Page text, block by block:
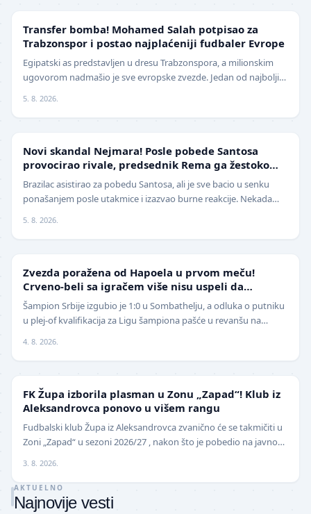
Transfer bomba! Mohamed Salah potpisao za
Trabzonspor i postao najplaćeniji fudbaler Evrope
Egipatski as predstavljen u dresu Trabzonspora, a milionskim
ugovorom nadmašio je sve evropske zvezde. Jedan od najboljih
5. 8. 2026.
Novi skandal Nejmara! Posle pobede Santosa
provocirao rivale, predsednik Rema ga žestoko
isprozivao: "Bitanga i klovn!" (VIDEO)
Brazilac asistirao za pobedu Santosa, ali je sve bacio u senku
ponašanjem posle utakmice i izazvao burne reakcije. Nekada
5. 8. 2026.
Zvezda poražena od Hapoela u prvom meču!
Crveno-beli sa igračem više nisu uspeli da
izbegnu poraz
Šampion Srbije izgubio je 1:0 u Sombathelju, a odluka o putniku
u plej-of kvalifikacija za Ligu šampiona pašće u revanšu na
4. 8. 2026.
NIŽE LIGE
FK Župa izborila plasman u Zonu „Zapad“! Klub iz
Aleksandrovca ponovo u višem rangu
Fudbalski klub Župa iz Aleksandrovca zvanično će se takmičiti u
Zoni „Zapad“ u sezoni 2026/27 , nakon što je pobedio na javnom
3. 8. 2026.
AKTUELNO
Najnovije vesti